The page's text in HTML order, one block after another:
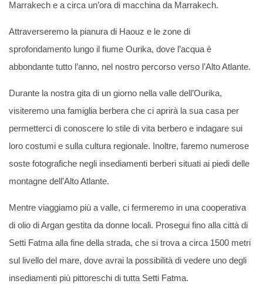
Marrakech e a circa un’ora di macchina da Marrakech.
Attraverseremo la pianura di Haouz e le zone di
sprofondamento lungo il fiume Ourika, dove l’acqua è
abbondante tutto l’anno, nel nostro percorso verso l’Alto Atlante.
Durante la nostra gita di un giorno nella valle dell’Ourika,
visiteremo una famiglia berbera che ci aprirà la sua casa per
permetterci di conoscere lo stile di vita berbero e indagare sui
loro costumi e sulla cultura regionale. Inoltre, faremo numerose
soste fotografiche negli insediamenti berberi situati ai piedi delle
montagne dell’Alto Atlante.
Mentre viaggiamo più a valle, ci fermeremo in una cooperativa
di olio di Argan gestita da donne locali. Prosegui fino alla città di
Setti Fatma alla fine della strada, che si trova a circa 1500 metri
sul livello del mare, dove avrai la possibilità di vedere uno degli
insediamenti più pittoreschi di tutta Setti Fatma.